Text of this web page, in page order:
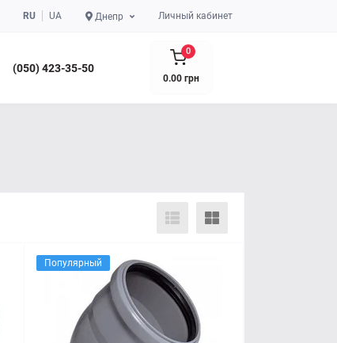
RU UA Днепр Личный кабинет
(050) 423-35-50
0
0.00 грн
Популярный